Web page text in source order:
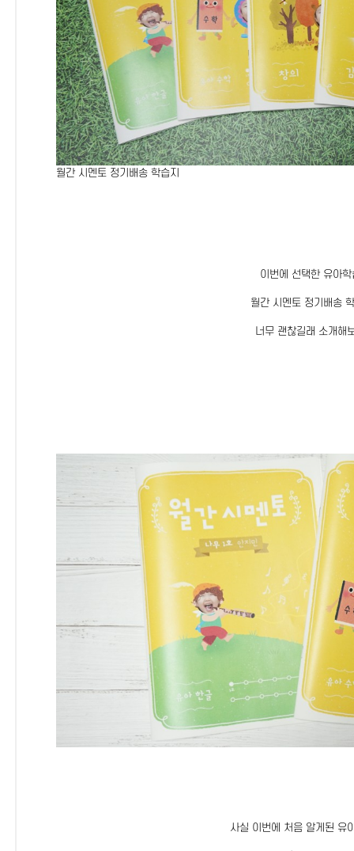
월간 시멘토 정기배송 학습지
이번에 선택한 유아
월간 시멘토 정기배송
너무 괜찮길래 소개해
사실 이번에 처음 알게된 유